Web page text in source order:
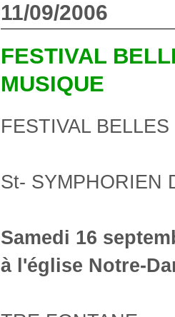
11/09/2006
FESTIVAL
MUSIQUE
FESTIVAL
St- SYMPHORIEN
Samedi 16
à l'église Notre-